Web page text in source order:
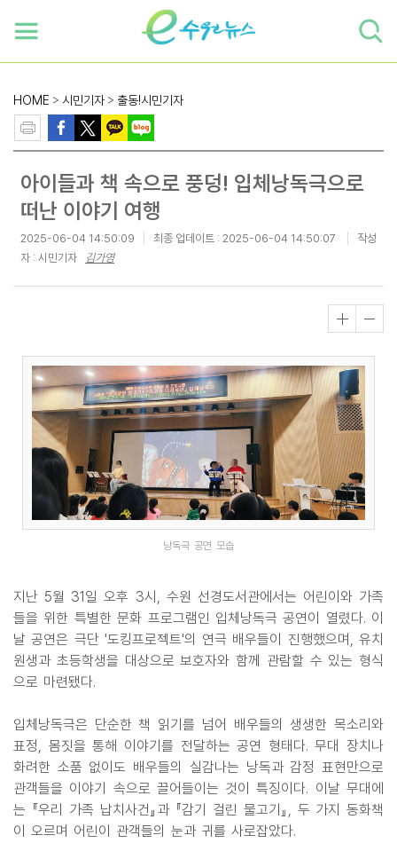
HOME > 시민기자 > 출동!시민기자
아이들과 책 속으로 풍덩! 입체낭독극으로
떠난 이야기 여행
2025-06-04 14:50:09 최종 업데이트 : 2025-06-04 14:50:07
작성
자 : 시민기자
김가영
낭독극 공연 모습
지난 5월 31일 오후 3시, 수원 선경도서관에서는 어린이와 가족
들을 위한 특별한 문화 프로그램인 입체낭독극 공연이 열렸다. 이
날 공연은 극단 '도킹프로젝트'의 연극 배우들이 진행했으며, 유치
원생과 초등학생을 대상으로 보호자와 함께 관람할 수 있는 형식
으로 마련됐다.
입체낭독극은 단순한 책 읽기를 넘어 배우들의 생생한 목소리와
표정, 몸짓을 통해 이야기를 전달하는 공연 형태다. 무대 장치나
화려한 소품 없이도 배우들의 실감나는 낭독과 감정 표현만으로
관객들을 이야기 속으로 끌어들이는 것이 특징이다. 이날 무대에
는 『우리 가족 납치사건』과 『감기 걸린 물고기』, 두 가지 동화책
이 오르며 어린이 관객들의 눈과 귀를 사로잡았다.